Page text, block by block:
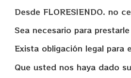
Desde FLORESIENDO. no
Sea necesario para
Exista obligación legal para
Que usted nos haya dado